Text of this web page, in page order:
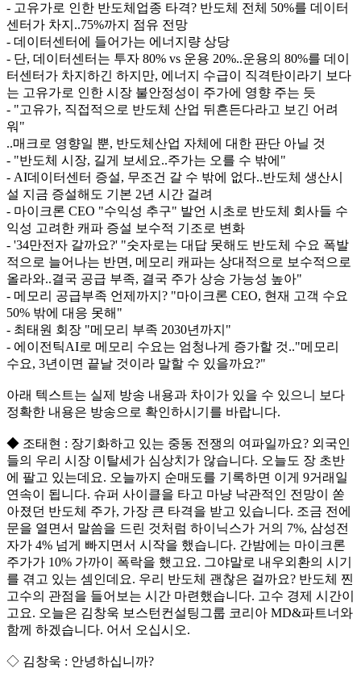
- 고유가로 인한 반도체업종 타격? 반도체 전체 50%를 데이터
센터가 차지..75%까지 점유 전망
- 데이터센터에 들어가는 에너지량 상당
- 단, 데이터센터는 투자 80% vs 운용 20%..운용의 80%를 데이
터센터가 차지하긴 하지만, 에너지 수급이 직격탄이라기 보다
는 고유가로 인한 시장 불안정성이 주가에 영향 주는 듯
- "고유가, 직접적으로 반도체 산업 뒤흔든다라고 보긴 어려
워"
..매크로 영향일 뿐, 반도체산업 자체에 대한 판단 아닐 것
- "반도체 시장, 길게 보세요..주가는 오를 수 밖에"
- AI데이터센터 증설, 무조건 갈 수 밖에 없다..반도체 생산시
설 지금 증설해도 기본 2년 시간 걸려
- 마이크론 CEO "수익성 추구" 발언 시초로 반도체 회사들 수
익성 고려한 캐파 증설 보수적 기조로 변화
- '34만전자 갈까요?' "숫자로는 대답 못해도 반도체 수요 폭발
적으로 늘어나는 반면, 메모리 캐파는 상대적으로 보수적으로
올라와..결국 공급 부족, 결국 주가 상승 가능성 높아"
- 메모리 공급부족 언제까지? "마이크론 CEO, 현재 고객 수요
50% 밖에 대응 못해"
- 최태원 회장 "메모리 부족 2030년까지"
- 에이전틱AI로 메모리 수요는 엄청나게 증가할 것.."메모리
수요, 3년이면 끝날 것이라 말할 수 있을까요?"
아래 텍스트는 실제 방송 내용과 차이가 있을 수 있으니 보다
정확한 내용은 방송으로 확인하시기를 바랍니다.
◆ 조태현 : 장기화하고 있는 중동 전쟁의 여파일까요? 외국인
들의 우리 시장 이탈세가 심상치가 않습니다. 오늘도 장 초반
에 팔고 있는데요. 오늘까지 순매도를 기록하면 이게 9거래일
연속이 됩니다. 슈퍼 사이클을 타고 마냥 낙관적인 전망이 쏟
아졌던 반도체 주가, 가장 큰 타격을 받고 있습니다. 조금 전에
문을 열면서 말씀을 드린 것처럼 하이닉스가 거의 7%, 삼성전
자가 4% 넘게 빠지면서 시작을 했습니다. 간밤에는 마이크론
주가가 10% 가까이 폭락을 했고요. 그야말로 내우외환의 시기
를 겪고 있는 셈인데요. 우리 반도체 괜찮은 걸까요? 반도체 찐
고수의 관점을 들어보는 시간 마련했습니다. 고수 경제 시간이
고요. 오늘은 김창욱 보스턴컨설팅그룹 코리아 MD&파트너와
함께 하겠습니다. 어서 오십시오.
◇ 김창욱 : 안녕하십니까?